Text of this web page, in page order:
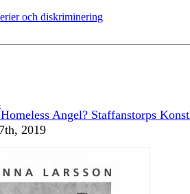
och diskriminering
Angel? Staffanstorps
2019